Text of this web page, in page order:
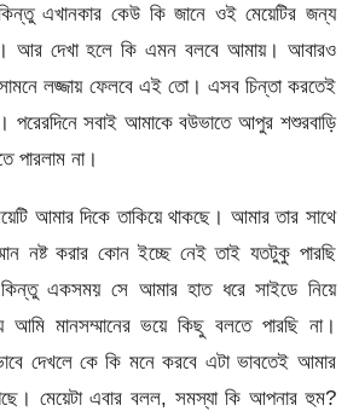
এখানকার কেউ কি জানে ওই মেয়েটির জন্য
আর দেখা হলে কি এমন বলবে আমায়। আবারও
লজ্জায় ফেলবে এই তো। এসব চিন্তা করতেই
সবাই আমাকে বউভাতে আপুর শশুরবাড়ি
পারলাম না।
আমার দিকে তাকিয়ে থাকছে। আমার তার সাথে
নষ্ট করার কোন ইচ্ছে নেই তাই যতটুকু পারছি
একসময় সে আমার হাত ধরে সাইডে নিয়ে
মানসম্মানের ভয়ে কিছু বলতে পারছি না।
দেখলে কে কি মনে করবে এটা ভাবতেই আমার
মেয়েটা এবার বলল, সমস্যা কি আপনার হুম?